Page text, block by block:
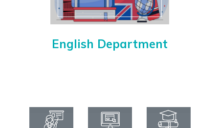
English Department